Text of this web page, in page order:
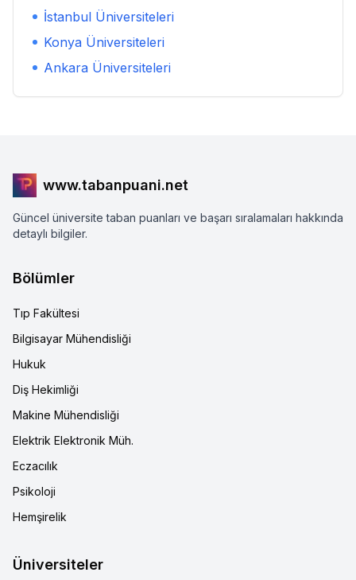
İstanbul Üniversiteleri
Konya Üniversiteleri
Ankara Üniversiteleri
www.tabanpuani.net
Güncel üniversite taban puanları ve başarı sıralamaları hakkında
detaylı bilgiler.
Bölümler
Tıp Fakültesi
Bilgisayar Mühendisliği
Hukuk
Diş Hekimliği
Makine Mühendisliği
Elektrik Elektronik Müh.
Eczacılık
Psikoloji
Hemşirelik
Üniversiteler